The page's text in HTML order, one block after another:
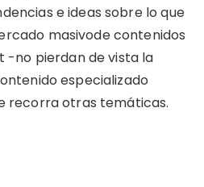
e ideas sobre lo que
masivode contenidos
-no pierdan de vista la
especializado
recorra otras temáticas.